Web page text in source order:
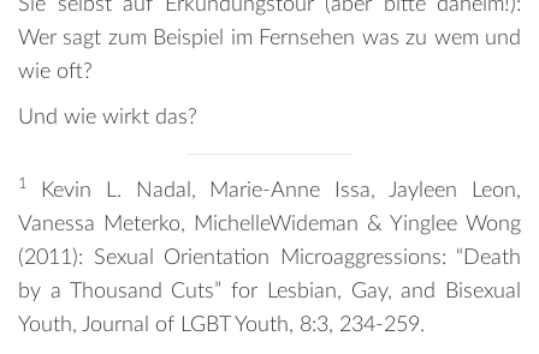
Sie selbst auf Erkundungstour (aber bitte daheim!):
Wer sagt zum Beispiel im Fernsehen was zu wem und
wie oft?
Und wie wirkt das?
1
Kevin L. Nadal, Marie-Anne Issa, Jayleen Leon,
Vanessa Meterko, MichelleWideman & Yinglee Wong
(2011): Sexual Orientation Microaggressions: “Death
by a Thousand Cuts” for Lesbian, Gay, and Bisexual
Youth, Journal of LGBT Youth, 8:3, 234-259.